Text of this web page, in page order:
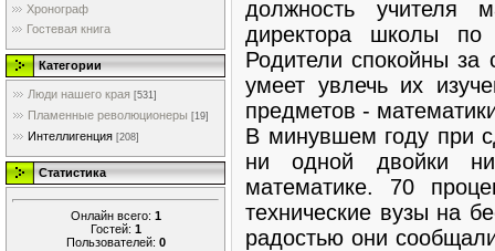
Хронограф
Гостевая книга
Категории
Люди нашего края [531]
Пламенные революционеры [19]
Интеллигенция [208]
Статистика
Онлайн всего: 1
Гостей: 1
Пользователей: 0
должность учителя
директора школы по
Родители спокойны
умеет увлечь их
предметов -
В минувшем году при
ни одной двойки
математике. 70
технические вузы на
радостью они